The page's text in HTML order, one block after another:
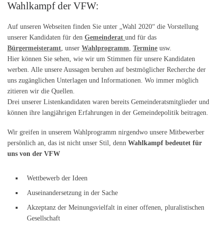
Wahlkampf der VFW:
Auf unseren Webseiten finden Sie unter „Wahl 2020“ die Vorstellung
unserer Kandidaten für den Gemeinderat und für das
Bürgermeisteramt, unser Wahlprogramm, Termine usw.
Hier können Sie sehen, wie wir um Stimmen für unsere Kandidaten
werben. Alle unsere Aussagen beruhen auf bestmöglicher Recherche der
uns zugänglichen Unterlagen und Informationen. Wo immer möglich
zitieren wir die Quellen.
Drei unserer Listenkandidaten waren bereits Gemeinderatsmitglieder und
können ihre langjährigen Erfahrungen in der Gemeindepolitik beitragen.
Wir greifen in unserem Wahlprogramm nirgendwo unsere Mitbewerber
persönlich an, das ist nicht unser Stil, denn Wahlkampf bedeutet für
uns von der VFW
Wettbewerb der Ideen
Auseinandersetzung in der Sache
Akzeptanz der Meinungsvielfalt in einer offenen, pluralistischen
Gesellschaft